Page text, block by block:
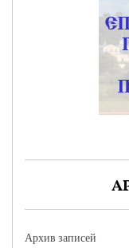
Архив записей